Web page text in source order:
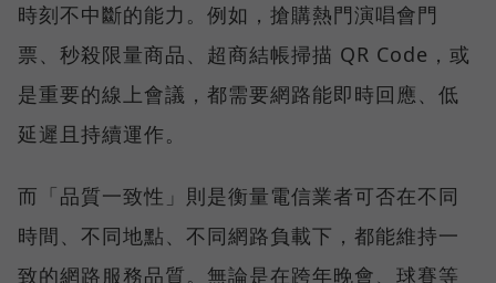
時刻不中斷的能力。例如，搶購熱門演唱會門
票、秒殺限量商品、超商結帳掃描 QR Code，或
是重要的線上會議，都需要網路能即時回應、低
延遲且持續運作。
而「品質一致性」則是衡量電信業者可否在不同
時間、不同地點、不同網路負載下，都能維持一
致的網路服務品質。無論是在跨年晚會、球賽等